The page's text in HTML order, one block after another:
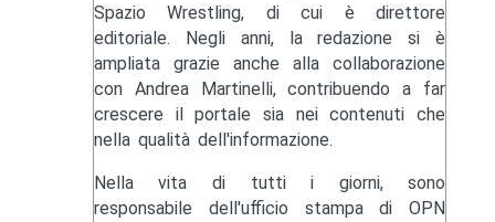
Spazio Wrestling, di cui è direttore
editoriale. Negli anni, la redazione si è
ampliata grazie anche alla collaborazione
con Andrea Martinelli, contribuendo a far
crescere il portale sia nei contenuti che
nella qualità dell'informazione.
Nella vita di tutti i giorni, sono
responsabile dell'ufficio stampa di OPN